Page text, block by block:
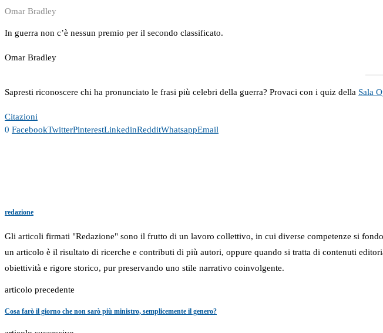
Omar Bradley
In guerra non c’è nessun premio per il secondo classificato.
Omar Bradley
Sapresti riconoscere chi ha pronunciato le frasi più celebri della guerra? Provaci con i quiz della Sala
Citazioni
0 FacebookTwitterPinterestLinkedinRedditWhatsappEmail
redazione
Gli articoli firmati "Redazione" sono il frutto di un lavoro collettivo, in cui diverse competenze si
un articolo è il risultato di ricerche e contributi di più autori, oppure quando si tratta di contenuti
obiettività e rigore storico, pur preservando uno stile narrativo coinvolgente.
articolo precedente
Cosa farò il giorno che non sarò più ministro, semplicemente il genero?